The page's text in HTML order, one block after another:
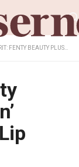
PLUSH PUDDIN’ INTENSIVE RECOVERY LIP MASK